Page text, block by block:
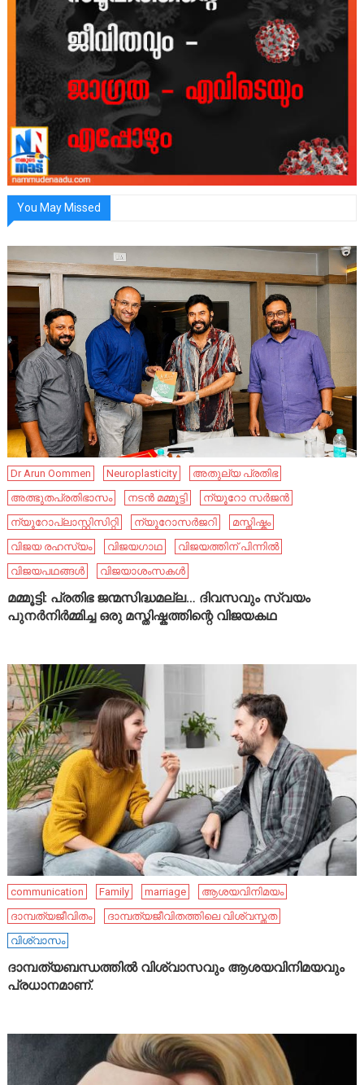
You May Missed
Dr Arun Oommen Neuroplasticity
അതുല്യ പ്രതിഭ
അത്ഭുതപ്രതിഭാസം
നടൻ മമ്മൂട്ടി
ന്യൂറോ സർജൻ
ന്യൂറോപ്ലാസ്റ്റിസിറ്റി
ന്യൂറോസർജറി
മസ്തിഷ്കം
വിജയ രഹസ്യം
വിജയഗാഥ
വിജയത്തിന് പിന്നിൽ
വിജയപഥങ്ങൾ
വിജയാശംസകൾ
മമ്മൂട്ടി: പ്രതിഭ ജന്മസിദ്ധമല്ല… ദിവസവും സ്വയം
പുനർനിർമ്മിച്ച ഒരു മസ്തിഷ്കത്തിന്റെ വിജയകഥ
communication Family marriage
ആശയവിനിമയം
ദാമ്പത്യജീവിതം
ദാമ്പത്യജീവിതത്തിലെ വിശ്വസ്തത
വിശ്വാസം
ദാമ്പത്യബന്ധത്തിൽ വിശ്വാസവും ആശയവിനിമയവും
പ്രധാനമാണ്.